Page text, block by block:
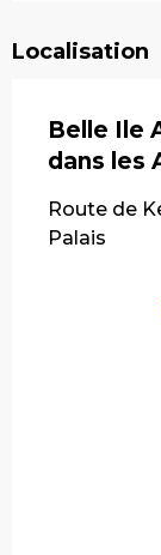
Localisation
Belle Ile
dans les
Route de
Palais